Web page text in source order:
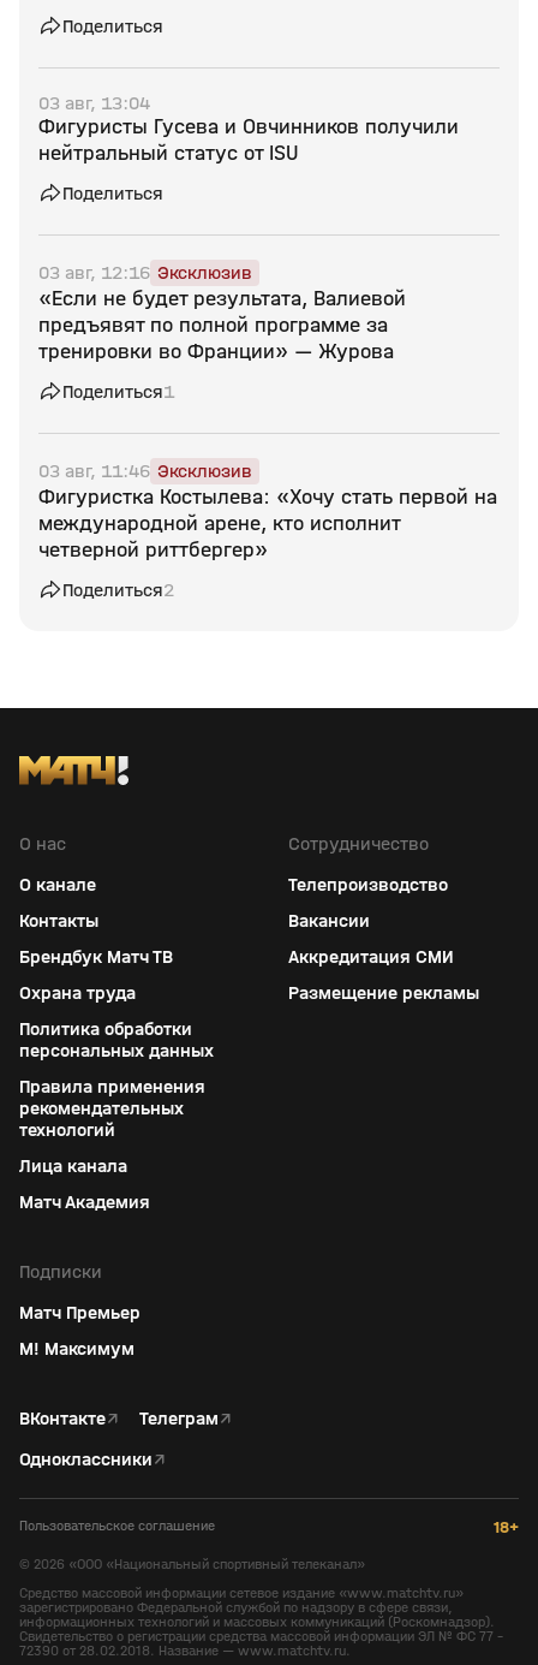
Поделиться
03 авг, 13:04
Фигуристы Гусева и Овчинников получили
нейтральный статус от ISU
Поделиться
03 авг, 12:16 Эксклюзив
«Если не будет результата, Валиевой
предъявят по полной программе за
тренировки во Франции» — Журова
Поделиться1
03 авг, 11:46 Эксклюзив
Фигуристка Костылева: «Хочу стать первой на
международной арене, кто исполнит
четверной риттбергер»
Поделиться2
О нас
О канале
Контакты
Брендбук Матч ТВ
Охрана труда
Политика обработки
персональных данных
Правила применения
рекомендательных
технологий
Лица канала
Матч Академия
Сотрудничество
Телепроизводство
Вакансии
Аккредитация СМИ
Размещение рекламы
Подписки
Матч Премьер
М! Максимум
ВКонтакте↗ Телеграм↗
Одноклассники↗
Пользовательское соглашение 18+
© 2026 «ООО «Национальный спортивный телеканал»
Средство массовой информации сетевое издание «www.matchtv.ru»
зарегистрировано Федеральной службой по надзору в сфере связи,
информационных технологий и массовых коммуникаций (Роскомнадзор).
Свидетельство о регистрации средства массовой информации ЭЛ № ФС 77 -
72390 от 28.02.2018. Название — www.matchtv.ru.